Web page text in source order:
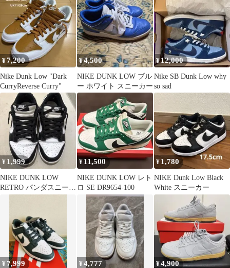
¥7,200
Nike Dunk Low "Dark
CurryReverse Curry"
¥4,500
NIKE DUNK LOW ブル
ー ホワイト スニーカー
¥12,000
Nike SB Dunk Low why
so sad
¥ 1,999
NIKE DUNK LOW
RETRO パンダスニーカ
¥11,500
NIKE DUNK LOW レト
ロ SE DR9654-100
¥ 1,780
NIKE Dunk Low Black
White スニーカー
¥ 7,999 ¥4,777 ¥4,900